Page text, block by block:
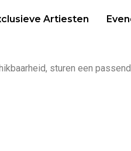
Artiesten
sturen een